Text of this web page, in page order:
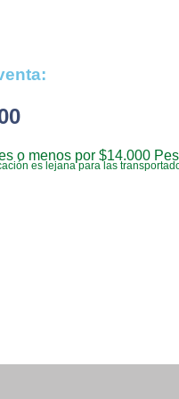
o menos por $14.000
es lejana para las